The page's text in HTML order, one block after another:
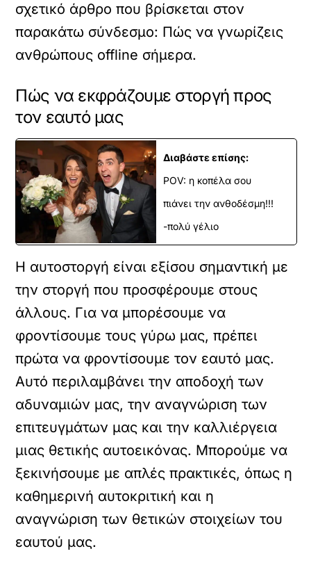
σχετικό άρθρο που βρίσκεται στον
παρακάτω σύνδεσμο: Πώς να γνωρίζεις
ανθρώπους offline σήμερα.
Πώς να εκφράζουμε στοργή προς
τον εαυτό μας
Διαβάστε επίσης:
POV: η κοπέλα σου
πιάνει την ανθοδέσμη!!!
-πολύ γέλιο
Η αυτοστοργή είναι εξίσου σημαντική με
την στοργή που προσφέρουμε στους
άλλους. Για να μπορέσουμε να
φροντίσουμε τους γύρω μας, πρέπει
πρώτα να φροντίσουμε τον εαυτό μας.
Αυτό περιλαμβάνει την αποδοχή των
αδυναμιών μας, την αναγνώριση των
επιτευγμάτων μας και την καλλιέργεια
μιας θετικής αυτοεικόνας. Μπορούμε να
ξεκινήσουμε με απλές πρακτικές, όπως η
καθημερινή αυτοκριτική και η
αναγνώριση των θετικών στοιχείων του
εαυτού μας.